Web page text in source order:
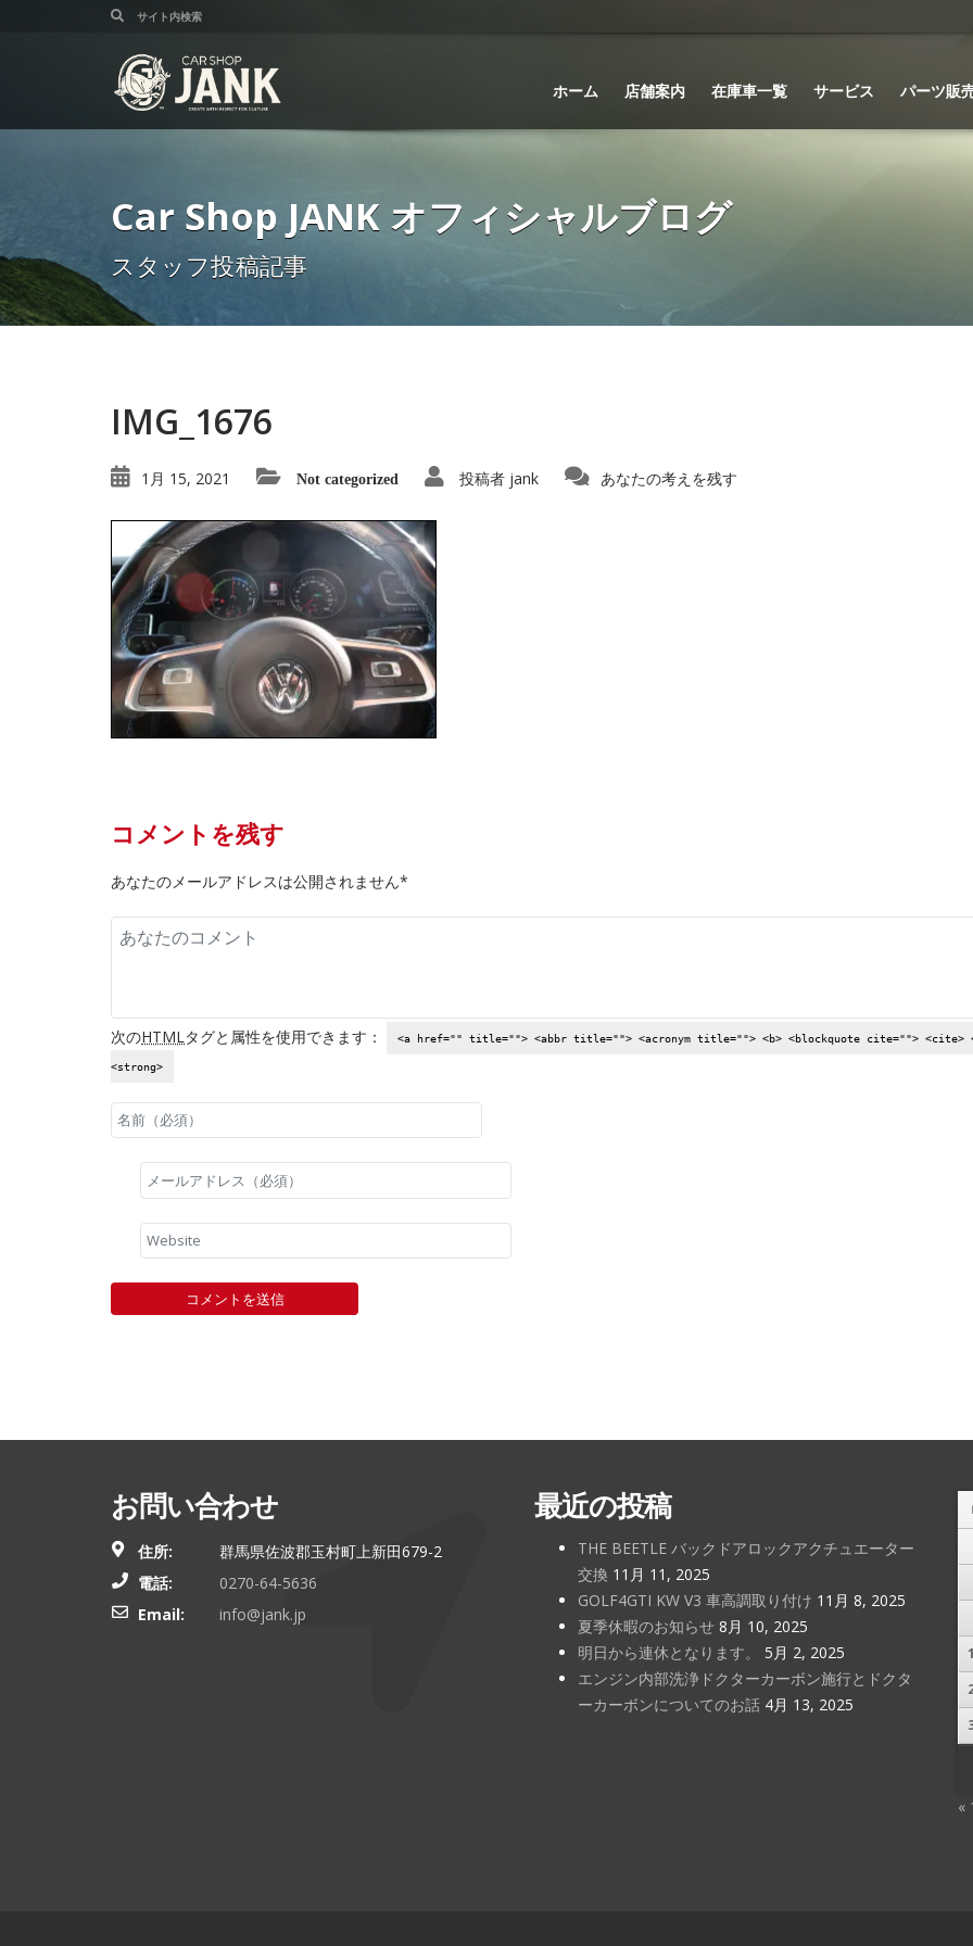
ホーム 店舗案内 在庫車一覧 サービス パーツ販
Car Shop JANK オフィシャルブログ
スタッフ投稿記事
IMG_1676
1月 15, 2021 Not categorized 投稿者 jank あなたの考えを残す
コメントを残す
あなたのメールアドレスは公開されません*
次のHTML タグと属性を使用できます： <a href="" title=""> <abbr title=""> <acronym title=""> <b> <blockquote cite=""> <cite>
<strong>
お問い合わせ
住所:
群馬県佐波郡玉村町上新田679-2
電話:
0270-64-5636
Email:
info@jank.jp
最近の投稿
THE BEETLE バックドアロックアクチュエーター
交換 11月 11, 2025
GOLF4GTI KW V3 車高調取り付け 11月 8, 2025
夏季休暇のお知らせ 8月 10, 2025
明日から連休となります。
5月 2, 2025
エンジン内部洗浄ドクターカーボン施行とドクタ
ーカーボンについてのお話 4月 13, 2025
«